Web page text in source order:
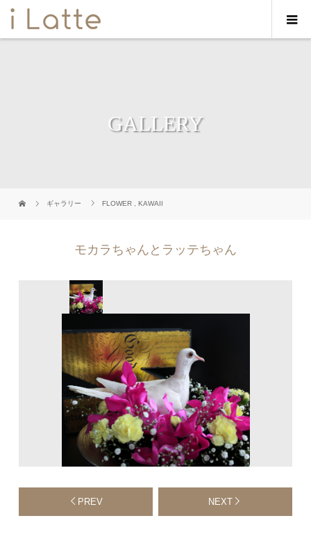
GALLERY
ギャラリー FLOWER ,KAWAII
モカラちゃんとラッテちゃん
PREV NEXT